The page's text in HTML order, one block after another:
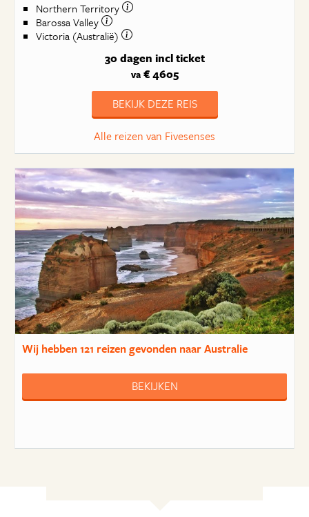
Northern Territory
Barossa Valley
Victoria (Australië)
30 dagen incl ticket
va€ 4605
BEKIJK DEZE REIS
Alle reizen van Fivesenses
Wij hebben121 reizengevonden naar Australie
BEKIJKEN